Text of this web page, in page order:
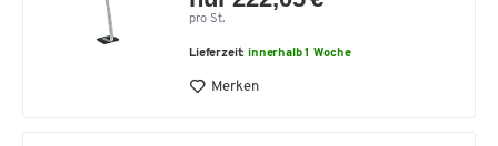
pro St.
Lieferzeit:innerhalb 1 Woche
Merken